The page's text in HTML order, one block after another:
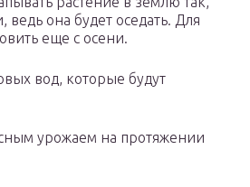
она будет оседать. Для
еще с осени.
вод, которые будут
урожаем на протяжении